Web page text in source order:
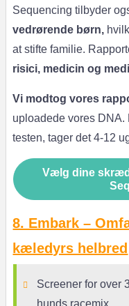
Sequencing tilbyder
vedrørende børn,
at stifte familie.
risici, medicin og
Vi modtog vores
uploadede vores
testen, tager det 4-12
Vælg dine
8. Embark –
kæledyrs helbred
Screener for over